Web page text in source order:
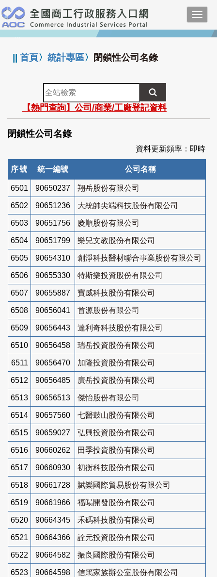
跳
到
主
要
:::
||首頁〉統計專區〉 閉鎖性公司名錄
全
站
檢
索
【熱門查詢】公司/商業/工廠登記資料
閉鎖性公司名錄
資料更新頻率：即時
序號 統一編號 公司名稱
6501 90650237 翔岳股份有限公司
6502 90651236 大統帥尖端科技股份有限公司
6503 90651756 慶順股份有限公司
6504 90651799 樂兒文教股份有限公司
6505 90654310 創淨科技醫材聯合事業股份有限公司
6506 90655330 特斯樂投資股份有限公司
6507 90655887 寶威科技股份有限公司
6508 90656041 首源股份有限公司
6509 90656443 達利奇科技股份有限公司
6510 90656458 瑞岳投資股份有限公司
6511 90656470 加隆投資股份有限公司
6512 90656485 廣岳投資股份有限公司
6513 90656513 傑怡股份有限公司
6514 90657560 七醫鼓山股份有限公司
6515 90659027 弘興投資股份有限公司
6516 90660262 田季投資股份有限公司
6517 90660930 初衡科技股份有限公司
6518 90661728 賦樂國際貿易股份有限公司
6519 90661966 福暘開發股份有限公司
6520 90664345 禾碼科技股份有限公司
6521 90664366 詮元投資股份有限公司
6522 90664582 振良國際股份有限公司
6523 90664598 信篤家族辦公室股份有限公司